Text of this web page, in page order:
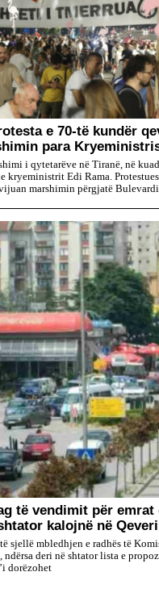
e 70-të kundër
para
i qytetarëve në Tiranë, në
kryeministrit Edi Rama.
marshimin përgjatë
të vendimit për
kalojnë në Qeveri
sjellë mbledhjen e radhës të
ndërsa deri në shtator lista e
dorëzohet